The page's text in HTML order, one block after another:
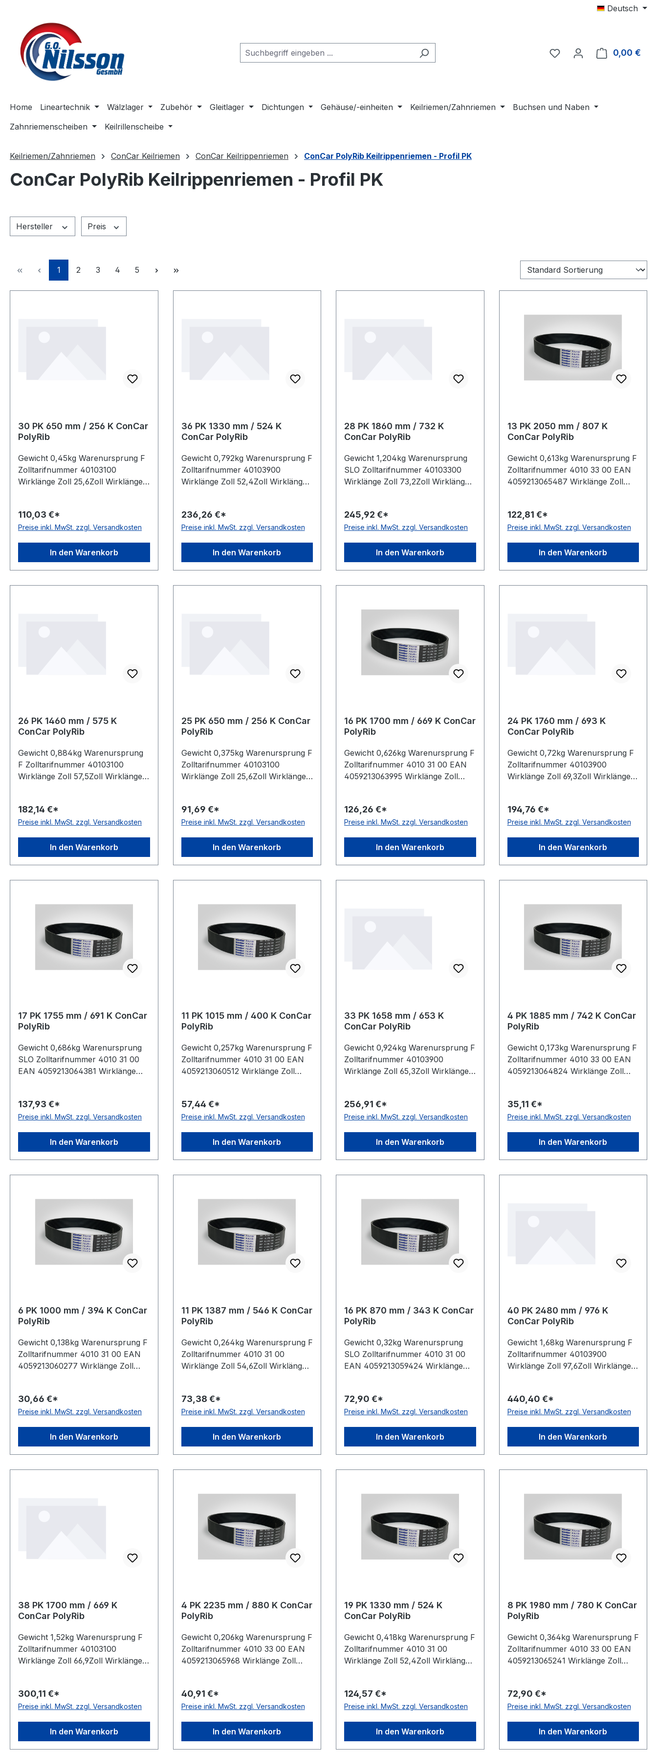
Deutsch
0,00 €
Home Lineartechnik Wälzlager Zubehör Gleitlager Dichtungen Gehäuse/-einheiten Keilriemen/Zahnriemen
Buchsen und Naben
Zahnriemenscheiben
Keilrillenscheibe
Keilriemen/Zahnriemen ConCar Keilriemen ConCar Keilrippenriemen ConCar PolyRib Keilrippenriemen - Profil PK
ConCar PolyRib Keilrippenriemen - Profil PK
Hersteller Preis
Seite
1 Seite
2 Seite
3 Seite
4 Seite
5
30 PK 650 mm / 256 K ConCar
PolyRib
Gewicht 0,45kg Warenursprung F
Zolltarifnummer 40103100
Wirklänge Zoll 25,6Zoll Wirklänge
der Laufseite nach ISO 1813 Norm
DIN 7867 Material Neoprene
Rippenabstand 3,56mm Höhe
4,9mm
110,03 €*
Preise inkl. MwSt. zzgl. Versandkosten
In den Warenkorb
36 PK 1330 mm / 524 K
ConCar PolyRib
Gewicht 0,792kg Warenursprung F
Zolltarifnummer 40103900
Wirklänge Zoll 52,4Zoll Wirklänge
antistatisch auf der Laufseite nach
ISO 1813 Norm DIN 7867 Material
Rippenabstand 3,56mm Höhe
4,9mm
236,26 €*
Preise inkl. MwSt. zzgl. Versandkosten
In den Warenkorb
28 PK 1860 mm / 732 K
ConCar PolyRib
Gewicht 1,204kg Warenursprung
SLO Zolltarifnummer 40103300
Wirklänge Zoll 73,2Zoll Wirklänge
antistatisch auf der Laufseite nach
ISO 1813 Norm DIN 7867 Material
Rippenabstand 3,56mm Höhe
4,9mm
245,92 €*
Preise inkl. MwSt. zzgl. Versandkosten
In den Warenkorb
13 PK 2050 mm / 807 K
ConCar PolyRib
Gewicht 0,613kg Warenursprung F
Zolltarifnummer 4010 33 00 EAN
4059213065487 Wirklänge Zoll
ConCar antistatisch auf der
Laufseite nach ISO 1813 Norm DIN
Polyester Rippenabstand 3,56mm
Höhe 4,9mm
122,81 €*
Preise inkl. MwSt. zzgl. Versandkosten
In den Warenkorb
26 PK 1460 mm / 575 K
ConCar PolyRib
Gewicht 0,884kg Warenursprung
F Zolltarifnummer 40103100
Wirklänge Zoll 57,5Zoll Wirklänge
antistatisch auf der Laufseite nach
ISO 1813 Norm DIN 7867 Material
Rippenabstand 3,56mm Höhe
4,9mm
182,14 €*
Preise inkl. MwSt. zzgl. Versandkosten
In den Warenkorb
25 PK 650 mm / 256 K ConCar
PolyRib
Gewicht 0,375kg Warenursprung F
Zolltarifnummer 40103100
Wirklänge Zoll 25,6Zoll Wirklänge
der Laufseite nach ISO 1813 Norm
DIN 7867 Material Neoprene
Rippenabstand 3,56mm Höhe
4,9mm
91,69 €*
Preise inkl. MwSt. zzgl. Versandkosten
In den Warenkorb
16 PK 1700 mm / 669 K ConCar
PolyRib
Gewicht 0,626kg Warenursprung F
Zolltarifnummer 4010 31 00 EAN
4059213063995 Wirklänge Zoll
ConCar antistatisch auf der
Laufseite nach ISO 1813 Norm DIN
Polyester Rippenabstand 3,56mm
Höhe 4,9mm
126,26 €*
Preise inkl. MwSt. zzgl. Versandkosten
In den Warenkorb
24 PK 1760 mm / 693 K
ConCar PolyRib
Gewicht 0,72kg Warenursprung F
Zolltarifnummer 40103900
Wirklänge Zoll 69,3Zoll Wirklänge
antistatisch auf der Laufseite nach
ISO 1813 Norm DIN 7867 Material
Rippenabstand 3,56mm Höhe
4,9mm
194,76 €*
Preise inkl. MwSt. zzgl. Versandkosten
In den Warenkorb
17 PK 1755 mm / 691 K ConCar
PolyRib
Gewicht 0,686kg Warenursprung
SLO Zolltarifnummer 4010 31 00
EAN 4059213064381 Wirklänge
ConCar antistatisch auf der
Laufseite nach ISO 1813 Norm DIN
Polyester Rippenabstand 3,56mm
Höhe 4,9mm
137,93 €*
Preise inkl. MwSt. zzgl. Versandkosten
In den Warenkorb
11 PK 1015 mm / 400 K ConCar
PolyRib
Gewicht 0,257kg Warenursprung F
Zolltarifnummer 4010 31 00 EAN
4059213060512 Wirklänge Zoll
ConCar antistatisch auf der
Laufseite nach ISO 1813 Norm DIN
Polyester Rippenabstand 3,56mm
Höhe 4,9mm
57,44 €*
Preise inkl. MwSt. zzgl. Versandkosten
In den Warenkorb
33 PK 1658 mm / 653 K
ConCar PolyRib
Gewicht 0,924kg Warenursprung F
Zolltarifnummer 40103900
Wirklänge Zoll 65,3Zoll Wirklänge
antistatisch auf der Laufseite nach
ISO 1813 Norm DIN 7867 Material
Rippenabstand 3,56mm Höhe
4,9mm
256,91 €*
Preise inkl. MwSt. zzgl. Versandkosten
In den Warenkorb
4 PK 1885 mm / 742 K ConCar
PolyRib
Gewicht 0,173kg Warenursprung F
Zolltarifnummer 4010 33 00 EAN
4059213064824 Wirklänge Zoll
ConCar antistatisch auf der
Laufseite nach ISO 1813 Norm DIN
Polyester Rippenabstand 3,56mm
Höhe 4,9mm
35,11 €*
Preise inkl. MwSt. zzgl. Versandkosten
In den Warenkorb
6 PK 1000 mm / 394 K ConCar
PolyRib
Gewicht 0,138kg Warenursprung F
Zolltarifnummer 4010 31 00 EAN
4059213060277 Wirklänge Zoll
ConCar antistatisch auf der
Laufseite nach ISO 1813 Norm DIN
Polyester Rippenabstand 3,56mm
Höhe 4,9mm
30,66 €*
Preise inkl. MwSt. zzgl. Versandkosten
In den Warenkorb
11 PK 1387 mm / 546 K ConCar
PolyRib
Gewicht 0,264kg Warenursprung F
Zolltarifnummer 4010 31 00
Wirklänge Zoll 54,6Zoll Wirklänge
der Laufseite nach ISO 1813 Norm
DIN 7867 Material Neoprene
Rippenabstand 3,56mm Höhe
4,9mm
73,38 €*
Preise inkl. MwSt. zzgl. Versandkosten
In den Warenkorb
16 PK 870 mm / 343 K ConCar
PolyRib
Gewicht 0,32kg Warenursprung
SLO Zolltarifnummer 4010 31 00
EAN 4059213059424 Wirklänge
Hersteller ConCar antistatisch auf
der Laufseite nach ISO 1813 Norm
Zugstrang Polyester
Rippenabstand 3,56mm Höhe
72,90 €*
Preise inkl. MwSt. zzgl. Versandkosten
In den Warenkorb
40 PK 2480 mm / 976 K
ConCar PolyRib
Gewicht 1,68kg Warenursprung F
Zolltarifnummer 40103900
Wirklänge Zoll 97,6Zoll Wirklänge
antistatisch auf der Laufseite nach
ISO 1813 Norm DIN 7867 Material
Rippenabstand 3,56mm Höhe
4,9mm
440,40 €*
Preise inkl. MwSt. zzgl. Versandkosten
In den Warenkorb
38 PK 1700 mm / 669 K
ConCar PolyRib
Gewicht 1,52kg Warenursprung F
Zolltarifnummer 40103100
Wirklänge Zoll 66,9Zoll Wirklänge
antistatisch auf der Laufseite nach
ISO 1813 Norm DIN 7867 Material
Rippenabstand 3,56mm Höhe
4,9mm
300,11 €*
Preise inkl. MwSt. zzgl. Versandkosten
In den Warenkorb
4 PK 2235 mm / 880 K ConCar
PolyRib
Gewicht 0,206kg Warenursprung F
Zolltarifnummer 4010 33 00 EAN
4059213065968 Wirklänge Zoll
ConCar antistatisch auf der
Laufseite nach ISO 1813 Norm DIN
Polyester Rippenabstand 3,56mm
Höhe 4,9mm
40,91 €*
Preise inkl. MwSt. zzgl. Versandkosten
In den Warenkorb
19 PK 1330 mm / 524 K
ConCar PolyRib
Gewicht 0,418kg Warenursprung F
Zolltarifnummer 4010 31 00
Wirklänge Zoll 52,4Zoll Wirklänge
antistatisch auf der Laufseite nach
ISO 1813 Norm DIN 7867 Material
Rippenabstand 3,56mm Höhe
4,9mm
124,57 €*
Preise inkl. MwSt. zzgl. Versandkosten
In den Warenkorb
8 PK 1980 mm / 780 K ConCar
PolyRib
Gewicht 0,364kg Warenursprung F
Zolltarifnummer 4010 33 00 EAN
4059213065241 Wirklänge Zoll
ConCar antistatisch auf der
Laufseite nach ISO 1813 Norm DIN
Polyester Rippenabstand 3,56mm
Höhe 4,9mm
72,90 €*
Preise inkl. MwSt. zzgl. Versandkosten
In den Warenkorb